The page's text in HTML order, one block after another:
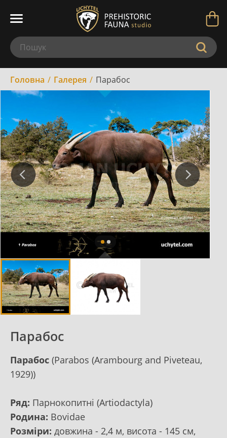
Головна Галерея Парабос
Парабос
Парабос (Parabos (Arambourg and Piveteau,
1929))
Ряд: Парнокопитні (Artiodactyla)
Родина: Bovidae
Розміри: довжина - 2,4 м, висота - 145 см,